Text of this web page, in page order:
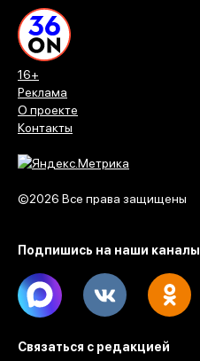
16+
Реклама
О проекте
Контакты
©2026 Все права защищены
Подпишись на наши каналы
Max
Связаться с редакцией